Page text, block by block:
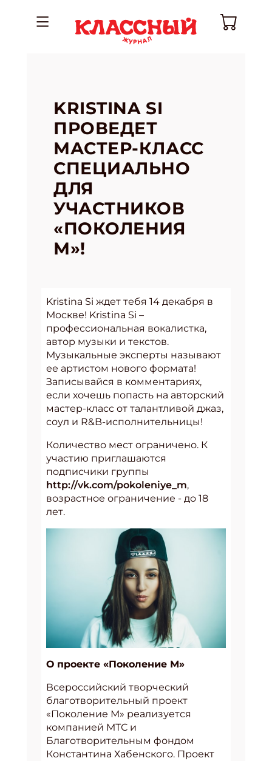
KRISTINA SI
ПРОВЕДЕТ
МАСТЕР-КЛАСС
СПЕЦИАЛЬНО
ДЛЯ
УЧАСТНИКОВ
«ПОКОЛЕНИЯ
М»!
Kristina Si ждет тебя 14 декабря в
Москве! Kristina Si –
профессиональная вокалистка,
автор музыки и текстов.
Музыкальные эксперты называют
ее артистом нового формата!
Записывайся в комментариях,
если хочешь попасть на авторский
мастер-класс от талантливой джаз,
соул и R&B-исполнительницы!
Количество мест ограничено. К
участию приглашаются
подписчики группы
http://vk.com/pokoleniye_m,
возрастное ограничение - до 18
лет.
О проекте «Поколение М»
Всероссийский творческий
благотворительный проект
«Поколение М» реализуется
компанией МТС и
Благотворительным фондом
Константина Хабенского. Проект